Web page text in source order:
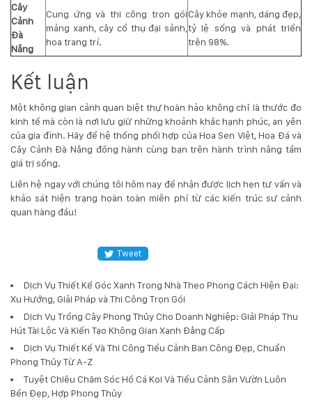
Cây
Cảnh
Đà
Nẵng
Cung ứng và thi công trọn gói
mảng xanh, cây cổ thụ đại sảnh,
hoa trang trí.
Cây khỏe mạnh, dáng đẹp,
tỷ lệ sống và phát triển
trên 98%.
Kết luận
Một không gian cảnh quan biệt thự hoàn hảo không chỉ là thước đo
kinh tế mà còn là nơi lưu giữ những khoảnh khắc hạnh phúc, an yên
của gia đình. Hãy để hệ thống phối hợp của Hoa Sen Việt,Hoa Đá và
Cây Cảnh Đà Nẵng đồng hành cùng bạn trên hành trình nâng tầm
giá trị sống.
Liên hệ ngay với chúng tôi hôm nay để nhận được lịch hẹn tư vấn và
khảo sát hiện trạng hoàn toàn miễn phí từ các kiến trúc sư cảnh
quan hàng đầu!
Tweet
Dịch Vụ Thiết Kế Góc Xanh Trong Nhà Theo Phong Cách Hiện Đại:
Xu Hướng, Giải Pháp và Thi Công Trọn Gói
Dịch Vụ Trồng Cây Phong Thủy Cho Doanh Nghiệp: Giải Pháp Thu
Hút Tài Lộc Và Kiến Tạo Không Gian Xanh Đẳng Cấp
Dịch Vụ Thiết Kế Và Thi Công Tiểu Cảnh Ban Công Đẹp, Chuẩn
Phong Thủy Từ A-Z
Tuyệt Chiêu Chăm Sóc Hồ Cá Koi Và Tiểu Cảnh Sân Vườn Luôn
Bền Đẹp, Hợp Phong Thủy